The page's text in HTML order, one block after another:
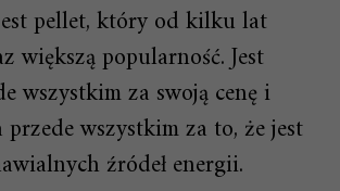
pellet, który od kilku lat
większą popularność. Jest
wszystkim za swoją cenę i
przede wszystkim za to, że jest
źródeł energii.